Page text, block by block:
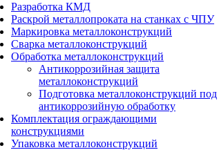
Разработка КМД
Раскрой металлопроката на станках с ЧПУ
Маркировка металлоконструкций
Сварка металлоконструкций
Обработка металлоконструкций
Антикоррозийная защита
металлоконструкций
Подготовка металлоконструкций под
антикоррозийную обработку
Комплектация ограждающими
конструкциями
Упаковка металлоконструкций